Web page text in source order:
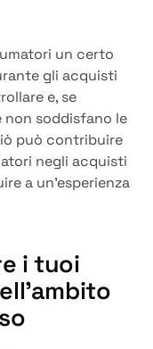
un certo
gli acquisti
e, se
non soddisfano le
può contribuire
negli acquisti
a un'esperienza
i tuoi